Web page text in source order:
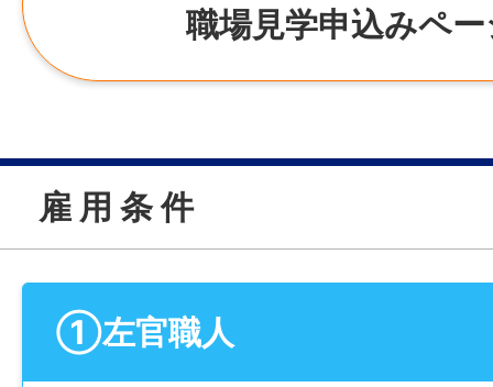
職場見学申込みペ
雇 用 条 件
①左官職人